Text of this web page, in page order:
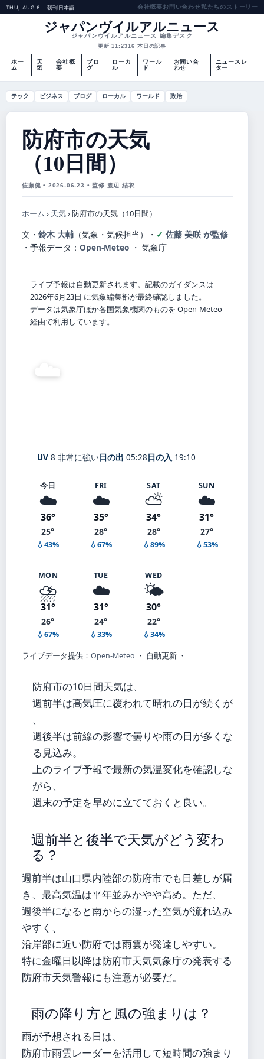
THU, AUG 6 朝刊日本語 会社概要お問い合わせ私たちのストーリー
ジャパンヴイルアルニュース
ジャパンヴイルアルニュース 編集デスク
更新 11:2316 本日の記事
ホー
ム
天
気
会社概
要
ブロ
グ
ローカ
ル
ワール
ド
お問い合
わせ
ニュースレ
ター
テック ビジネス ブログ ローカル ワールド 政治
防府市の天気
（10日間）
佐藤健 • 2026-06-23 • 監修 渡辺 結衣
ホーム › 天気›防府市の天気（10日間）
文・ 鈴木 大輔 （気象・気候担当） ・
佐藤 美咲 が監修
・ 予報データ： Open-Meteo ・ 気象庁
ライブ予報は自動更新されます。記載のガイダンスは
2026年6月23日 に気象編集部が最終確認しました。
データは気象庁ほか各国気象機関のものを Open-Meteo
経由で利用しています。
☁️
UV 8 非常に強い日の出 05:28日の入 19:10
今日
☁️
36°
25°
💧43%
FRI
☁️
35°
28°
💧67%
SAT
⛅
34°
28°
💧89%
SUN
☁️
31°
27°
💧53%
MON
⛈️
31°
26°
💧67%
TUE
☁️
31°
24°
💧33%
WED
🌤️
30°
22°
💧34%
ライブデータ提供： Open-Meteo ・ 自動更新 ・
防府市の10日間天気は、
週前半は高気圧に覆われて晴れの日が続くが
、
週後半は前線の影響で曇りや雨の日が多くな
る見込み。
上のライブ予報で最新の気温変化を確認しな
がら、
週末の予定を早めに立てておくと良い。
週前半と後半で天気がどう変わ
る？
週前半は山口県内陸部の防府市でも日差しが届
き、最高気温は平年並みかやや高め。ただ、
週後半になると南からの湿った空気が流れ込み
やすく、
沿岸部に近い防府では雨雲が発達しやすい。
特に金曜日以降は防府市天気気象庁の発表する
防府市天気警報にも注意が必要だ。
雨の降り方と風の強まりは？
雨が予想される日は、
防府市雨雲レーダーを活用して短時間の強まり